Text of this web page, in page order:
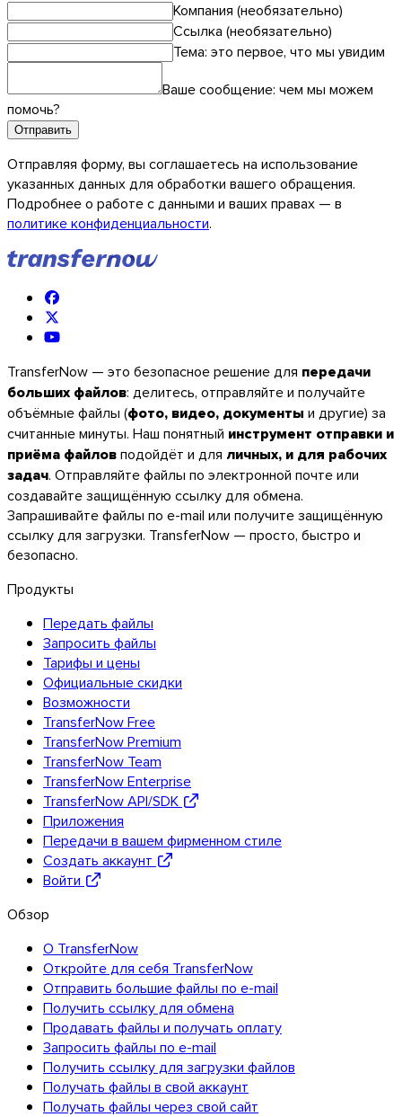
iOS
Расширения
Chrome & Gmail
Компания (необязательно)
Ссылка (необязательно)
Тема: это первое, что мы увидим
Ваше сообщение: чем мы можем
помочь?
Отправить
Отправляя форму, вы соглашаетесь на использование
указанных данных для обработки вашего обращения.
Подробнее о работе с данными и ваших правах — в
политике конфиденциальности.
TransferNow — это безопасное решение для передачи
больших файлов: делитесь, отправляйте и получайте
объёмные файлы (фото, видео, документы и другие) за
считанные минуты. Наш понятный инструмент отправки и
приёма файловподойдёт и для личных, и для рабочих
задач. Отправляйте файлы по электронной почте или
создавайте защищённую ссылку для обмена.
Запрашивайте файлы по e-mail или получите защищённую
ссылку для загрузки. TransferNow — просто, быстро и
безопасно.
Продукты
Передать файлы
Запросить файлы
Тарифы и цены
Официальные скидки
Возможности
TransferNow Free
TransferNow Premium
TransferNow Team
TransferNow Enterprise
TransferNow API/SDK
Приложения
Передачи в вашем фирменном стиле
Создать аккаунт
Войти
Обзор
О TransferNow
Откройте для себя TransferNow
Отправить большие файлы по e-mail
Получить ссылку для обмена
Продавать файлы и получать оплату
Запросить файлы по e-mail
Получить ссылку для загрузки файлов
Получать файлы в свой аккаунт
Получать файлы через свой сайт